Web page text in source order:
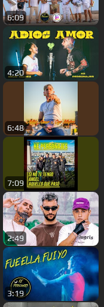
6:09
4:20
6:48
7:09
2:49
3:19